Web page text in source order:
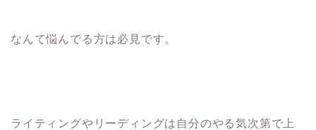
なんて悩んでる方は必見です。
ライティングやリーディングは自分のやる気次第で上